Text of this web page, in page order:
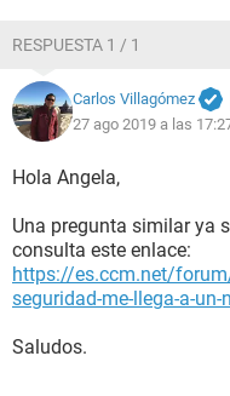
RESPUESTA 1 / 1
Carlos Villagómez
27 ago 2019 a las
Hola Angela,
Una pregunta similar ya
consulta este enlace:
https://es.ccm.net/
seguridad-me-llega-a-
Saludos.